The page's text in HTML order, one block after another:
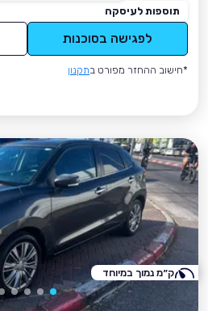
תוספות לעיסקה
לפגישה בסוכנות
*חישוב ההחזר מפורט בתקנון
ק״מ נמוך במיוחד